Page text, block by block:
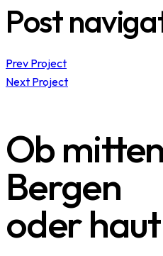
Post
Prev Project
Next Project
Ob
Bergen
oder